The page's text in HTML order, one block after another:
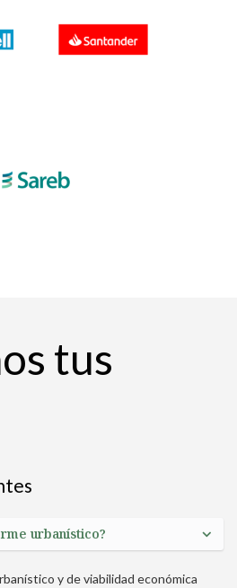
tus
urbanístico?
y de viabilidad económica